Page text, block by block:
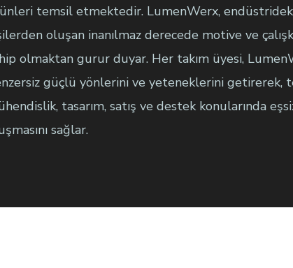
temsil etmektedir. LumenWerx,
oluşan inanılmaz derecede motive ve
olmaktan gurur duyar. Her takım üyesi,
güçlü yönlerini ve yeteneklerini getirerek,
tasarım, satış ve destek konularında
sağlar.